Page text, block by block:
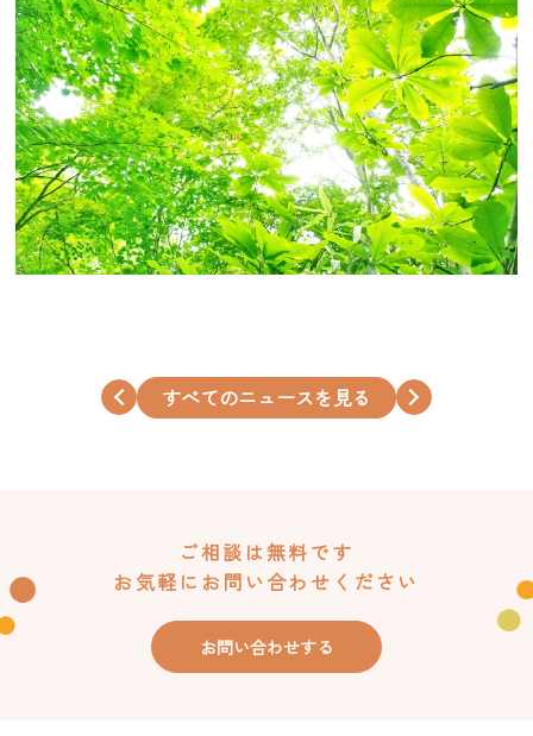
すべてのニュースを見る
ご相談は無料です
お気軽にお問い合わせください
お問い合わせする